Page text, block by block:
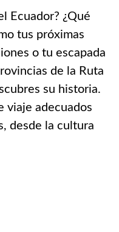
Ecuador? ¿Qué
tus próximas
o tu escapada
de la Ruta
su historia.
viaje adecuados
desde la cultura